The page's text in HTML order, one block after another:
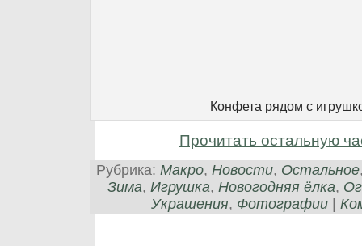
Конфета рядом с
Прочитать остальную
Рубрика: Макро, Новости, Остальное
Зима, Игрушка, Новогодняя ёлка,
Украшения, Фотографии |